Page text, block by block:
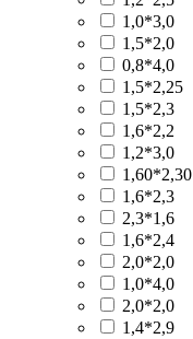
1,0*3,0
1,5*2,0
0,8*4,0
1,5*2,25
1,5*2,3
1,6*2,2
1,2*3,0
1,60*2,30
1,6*2,3
2,3*1,6
1,6*2,4
2,0*2,0
1,0*4,0
2,0*2,0
1,4*2,9